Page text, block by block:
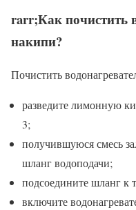
rarr;Как почистить
накипи?
Почистить
разведите лимонную
3;
получившуюся смесь
шланг водоподачи;
подсоедините шланг к
включите